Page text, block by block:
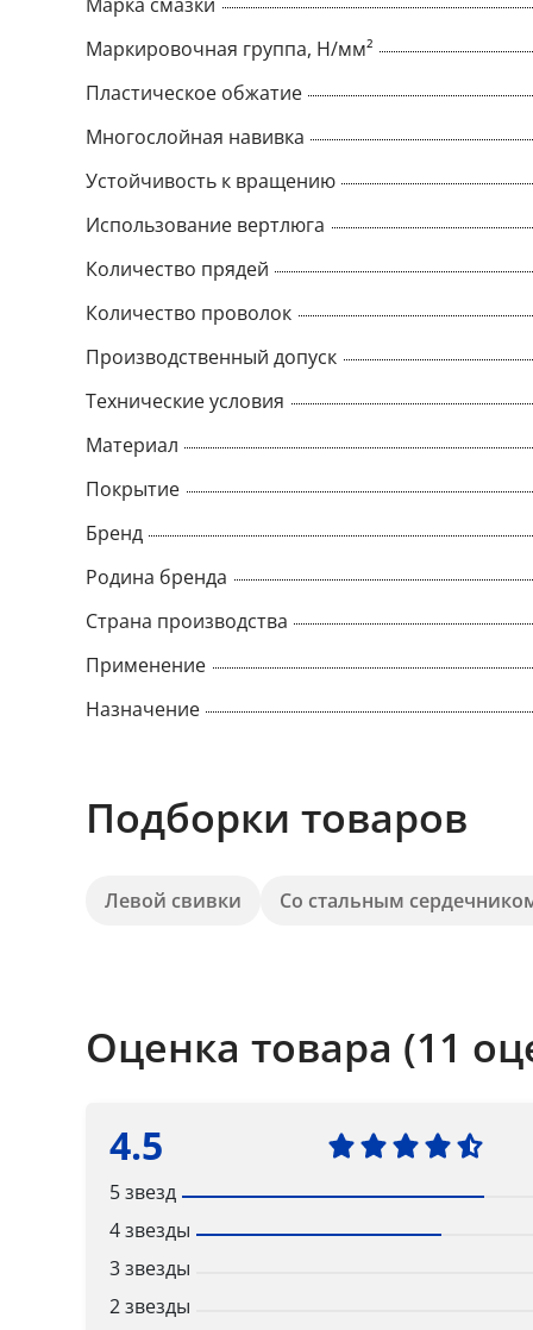
Маркировочная группа, Н/мм²
Пластическое обжатие
Многослойная навивка
Устойчивость к вращению
Использование вертлюга
Количество прядей
Количество проволок
Производственный допуск
Технические условия
Материал
Покрытие
Бренд
Родина бренда
Страна производства
Применение
Назначение
Подборки товаров
Левой свивки Со стальным
Оценка товара (11
4.5
5 звезд
4 звезды
3 звезды
2 звезды